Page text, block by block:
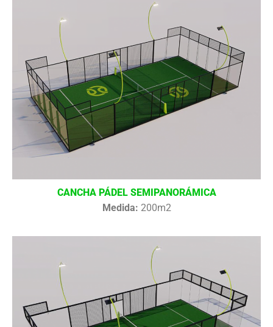
CANCHA PÁDEL SEMIPANORÁMICA
Medida: 200m2